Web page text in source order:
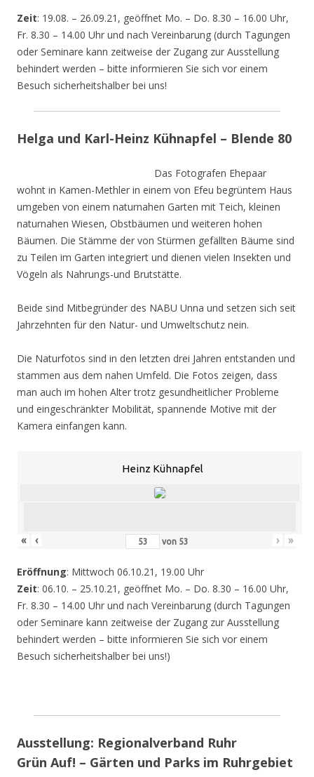
Zeit: 19.08. – 26.09.21, geöffnet Mo. – Do. 8.30 – 16.00 Uhr,
Fr. 8.30 – 14.00 Uhr und nach Vereinbarung (durch Tagungen
oder Seminare kann zeitweise der Zugang zur Ausstellung
behindert werden – bitte informieren Sie sich vor einem
Besuch sicherheitshalber bei uns!
Helga und Karl-Heinz Kühnapfel – Blende 80
Das Fotografen Ehepaar
wohnt in Kamen-Methler in einem von Efeu begrüntem Haus
umgeben von einem naturnahen Garten mit Teich, kleinen
naturnahen Wiesen, Obstbäumen und weiteren hohen
Bäumen. Die Stämme der von Stürmen gefällten Bäume sind
zu Teilen im Garten integriert und dienen vielen Insekten und
Vögeln als Nahrungs-und Brutstätte.
Beide sind Mitbegründer des NABU Unna und setzen sich seit
Jahrzehnten für den Natur- und Umweltschutz nein.
Die Naturfotos sind in den letzten drei Jahren entstanden und
stammen aus dem nahen Umfeld. Die Fotos zeigen, dass
man auch im hohen Alter trotz gesundheitlicher Probleme
und eingeschränkter Mobilität, spannende Motive mit der
Kamera einfangen kann.
Heinz Kühnapfel
« ‹ von 53 › »
Eröffnung: Mittwoch 06.10.21, 19.00 Uhr
Zeit: 06.10. – 25.10.21, geöffnet Mo. – Do. 8.30 – 16.00 Uhr,
Fr. 8.30 – 14.00 Uhr und nach Vereinbarung (durch Tagungen
oder Seminare kann zeitweise der Zugang zur Ausstellung
behindert werden – bitte informieren Sie sich vor einem
Besuch sicherheitshalber bei uns!)
Ausstellung: Regionalverband Ruhr
Grün Auf! – Gärten und Parks im Ruhrgebiet